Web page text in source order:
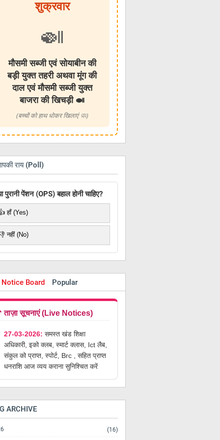
शुक्रवार
🍛
मौसमी सब्जी एवं सोयाबीन की
बड़ी युक्त तहरी अथवा मूंग की
दाल एवं मौसमी सब्जी युक्त
बाजरा की खिचड़ी 🍛
(बच्चों को हाथ धोकर खिलाएं 🧼)
राय (Poll)
पुरानी पेंशन (OPS) बहाल होनी चाहिए?
हाँ (Yes)
नहीं (No)
Notice Board
Popular
Comments
ताज़ा सूचनाएं (Live Notices)
27-03-2026: समस्त खंड शिक्षा
अधिकारी, इको क्लब, स्मार्ट क्लास, Ict लैब,
संकुल को प्राप्त, स्पोर्ट, Brc , सहित प्राप्त
धनराशि आज व्यय कराना सुनिश्चित करें
ARCHIVE
(16)